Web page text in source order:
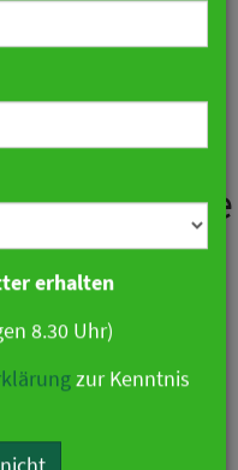
Euro:
Hotellerie
erhalten
8.30 Uhr)